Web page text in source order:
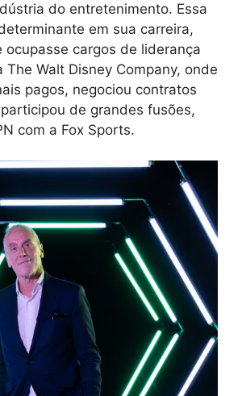
do entretenimento. Essa
em sua carreira,
ocupasse cargos de liderança
The Walt Disney Company, onde
pagos, negociou contratos
de grandes fusões,
com a Fox Sports.